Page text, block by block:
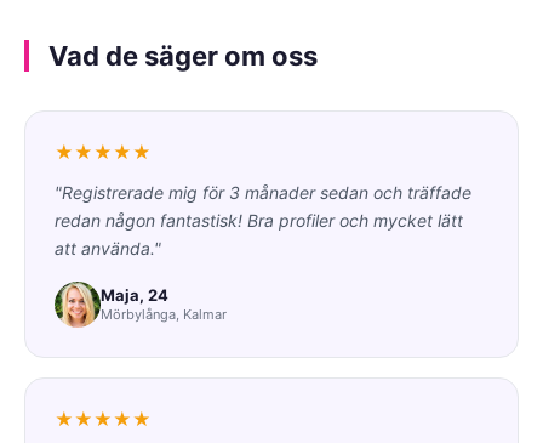
Vad de säger om oss
★★★★★
"Registrerade mig för 3 månader sedan och träffade
redan någon fantastisk! Bra profiler och mycket lätt
att använda."
Maja, 24
Mörbylånga, Kalmar
★★★★★